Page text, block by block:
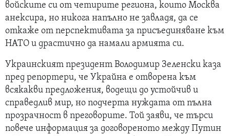
войските си от четирите региона, които Москва
анексира, но никога напълно не завладя, да се
откаже от перспективата за присъединяване към
НАТО и драстично да намали армията си.
Украинският президент Володимир Зеленски каза
пред репортери, че Украйна е отворена към
всякакви предложения, водещи до устойчив и
справедлив мир, но подчерта нуждата от пълна
прозрачност в преговорите. Той заяви, че търси
повече информация за договореното между Путин